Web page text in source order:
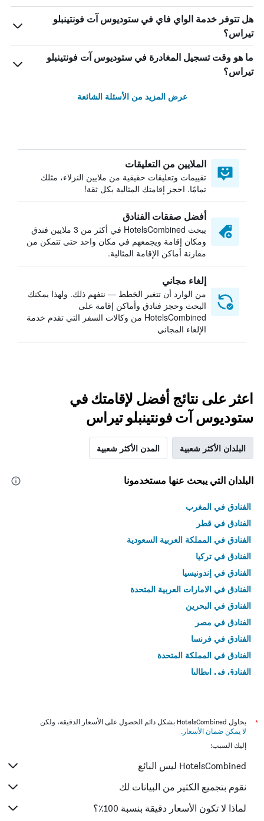
هل تتوفر خدمة الواي فاي في ستوديوس آت فونتينبلو
تيراس؟
ما هو وقت تسجيل المغادرة في ستوديوس آت فونتينبلو
تيراس؟
عرض المزيد من الأسئلة الشائعة
الملايين من التعليقات
تقييمات وتعليقات حقيقية من ملايين النزلاء، مثلك
تمامًا. احجز إقامتك المثالية بكل ثقة!
أفضل صفقات الفنادق
يبحث HotelsCombined في أكثر من 3 ملايين فندق
ومكان إقامة ويجمعهم في مكان واحد حتى تتمكن من
مقارنة أماكن الإقامة المثالية.
إلغاء مجاني
من الوارد أن تتغير الخطط — نتفهم ذلك. ولهذا يمكنك
البحث وحجز فنادق وأماكن إقامة على
HotelsCombined من وكالات السفر التي تقدم خدمة
الإلغاء المجاني
اعثر على نتائج أفضل لإقامتك في
ستوديوس آت فونتينبلو تيراس
البلدان الأكثر شعبية المدن الأكثر شعبية
البلدان التي يبحث عنها مستخدمونا
الفنادق في المغرب
الفنادق في قطر
الفنادق في المملكة العربية السعودية
الفنادق في تركيا
الفنادق في إندونيسيا
الفنادق في الامارات العربية المتحدة
الفنادق في البحرين
الفنادق في مصر
الفنادق في فرنسا
الفنادق في المملكة المتحدة
الفنادق في إيطاليا
*
يحاول HotelsCombined بشكل دائم الحصول على الأسعار الدقيقة، ولكن
لا يمكن ضمان الأسعار .
إليك السبب:
HotelsCombined ليس البائع
نقوم بتجميع الكثير من البيانات لك
لماذا لا تكون الأسعار دقيقة بنسبة 100٪؟